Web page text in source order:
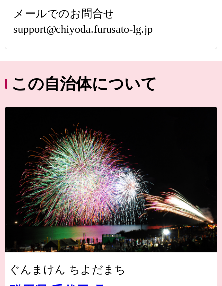
メールでのお問合せ
support@chiyoda.furusato-lg.jp
この自治体について
ぐんまけん ちよだまち